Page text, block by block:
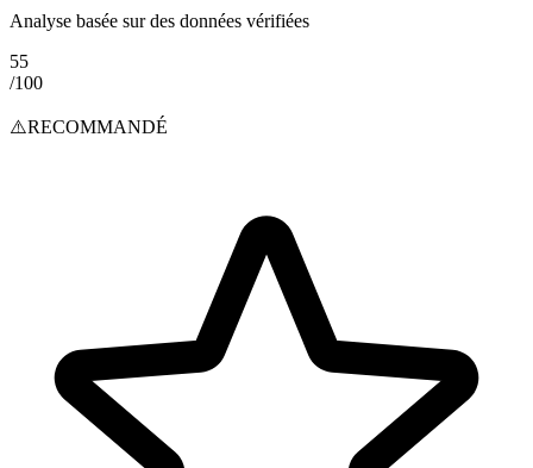
Analyse basée sur des données vérifiées
55
/100
⚠️RECOMMANDÉ